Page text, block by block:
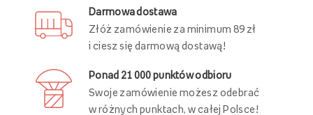
Darmowa dostawa
Złóż zamówienie za minimum 89 zł
i ciesz się darmową dostawą!
Ponad 21 000 punktów odbioru
Swoje zamówienie możesz odebrać
w różnych punktach, w całej Polsce!